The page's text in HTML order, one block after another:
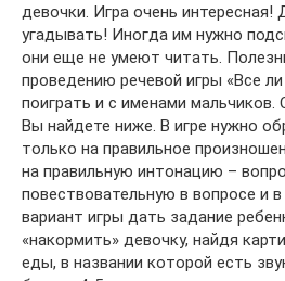
девочки. Игра очень
угадывать! Иногда им нужно
они еще не умеют читать.
проведению речевой игры «Все
поиграть и с именами мальчиков.
Вы найдете ниже. В игре нужно
только на правильное
на правильную интонацию –
повествовательную в вопросе и
вариант игры дать задание
«накормить» девочку, найдя
еды, в названии которой есть